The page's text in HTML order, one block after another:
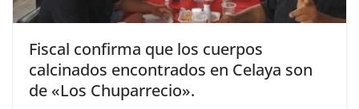
Fiscal confirma que los cuerpos
calcinados encontrados en Celaya son
de «Los Chuparrecio».